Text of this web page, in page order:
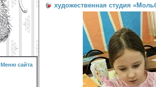
Меню сайта
художественная студия